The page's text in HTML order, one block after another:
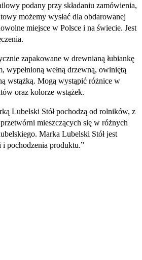
podany przy składaniu zamówienia,
możemy wysłać dla obdarowanej
miejsce w Polsce i na świecie. Jest
zapakowane w drewnianą łubiankę
wypełnioną wełną drzewną, owiniętą
wstążką. Mogą wystąpić różnice w
oraz kolorze wstążek.
Lubelski Stół pochodzą od rolników, z
mieszczących się w różnych
Marka Lubelski Stół jest
i pochodzenia produktu.”